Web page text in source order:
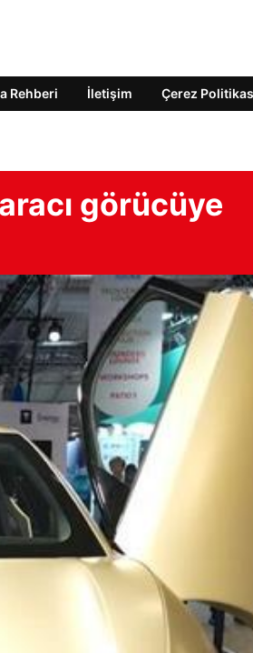
Rehberi İletişim Çerez
görücüye